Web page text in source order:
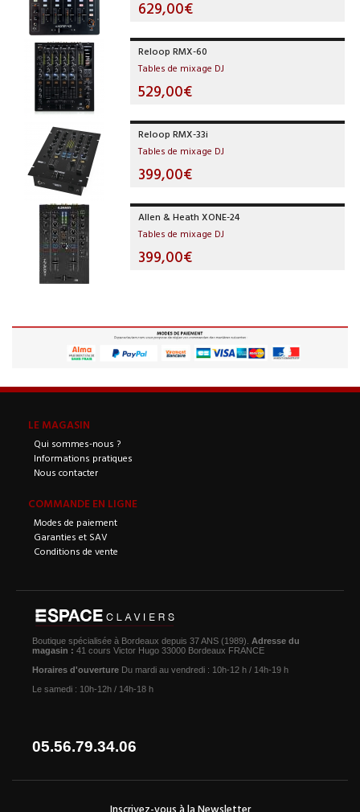
629,00€
Reloop RMX-60
Tables de mixage DJ
529,00€
Reloop RMX-33i
Tables de mixage DJ
399,00€
Allen & Heath XONE-24
Tables de mixage DJ
399,00€
LE MAGASIN
Qui sommes-nous ?
Informations pratiques
Nous contacter
COMMANDE EN LIGNE
Modes de paiement
Garanties et SAV
Conditions de vente
Boutique spécialisée à Bordeaux depuis 37 ANS (1989). Adresse du
magasin : 41 cours Victor Hugo 33000 Bordeaux FRANCE
Horaires d'ouverture Du mardi au vendredi : 10h-12 h / 14h-19 h
Le samedi : 10h-12h / 14h-18 h
05.56.79.34.06